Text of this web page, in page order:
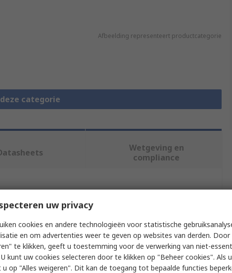
Afbeelding representeert productcategorie
categorie
Wetgeving en
compliance
meer kenmerken te selecteren.
Omron
DCN1
uw privacy
cookies en andere technologieën voor statistische
en om advertenties weer te geven op websites van derden. Door
te klikken, geeft u toestemming voor de verwerking van niet-
kunt uw cookies selecteren door te klikken op "Beheer cookies". Als
op "Alles weigeren". Dit kan de toegang tot bepaalde functies